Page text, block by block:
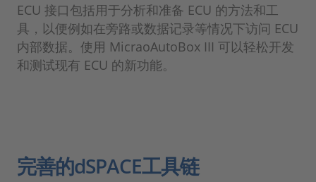
ECU 接口包括用于分析和准备 ECU 的方法和工
具，以便例如在旁路或数据记录等情况下访问 ECU
内部数据。使用 MicraoAutoBox III 可以轻松开发
和测试现有 ECU 的新功能。
完善的dSPACE工具链